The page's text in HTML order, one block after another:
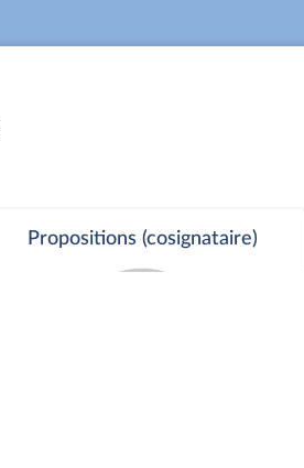
Propositions (cosignataire)